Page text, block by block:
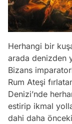
Herhangi bir
arada denizden
Bizans
Rum Ateşi
Denizi’nde
estirip ikmal
dahi daha